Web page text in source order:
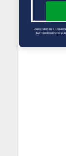
Zapoznałem się z
biuro@optimalenergy.pl